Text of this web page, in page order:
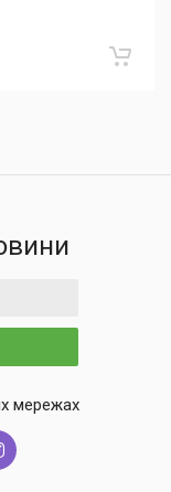
мережах